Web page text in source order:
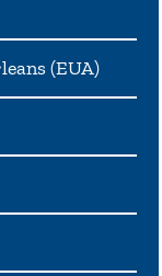
(EUA)